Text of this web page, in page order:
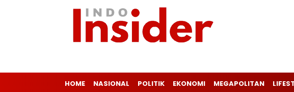
HOME NASIONAL POLITIK EKONOMI MEGAPOLITAN